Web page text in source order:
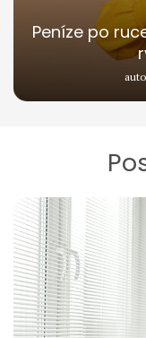
Peníze po